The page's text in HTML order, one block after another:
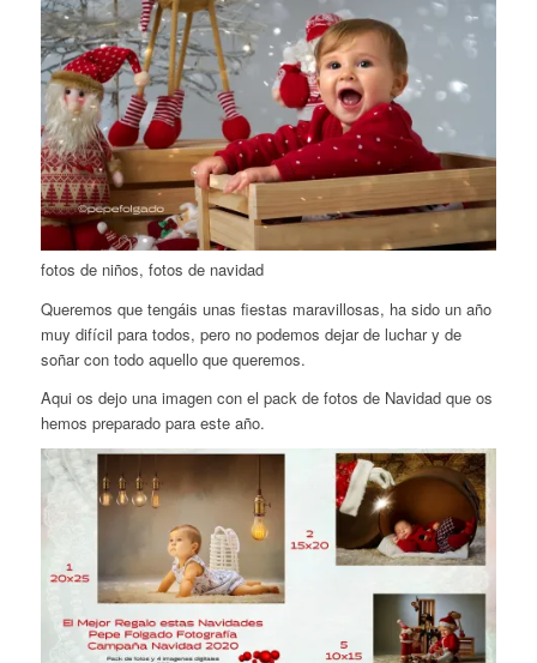
fotos de niños, fotos de navidad
Queremos que tengáis unas fiestas maravillosas, ha sido un año
muy difícil para todos, pero no podemos dejar de luchar y de
soñar con todo aquello que queremos.
Aqui os dejo una imagen con el pack de fotos de Navidad que os
hemos preparado para este año.